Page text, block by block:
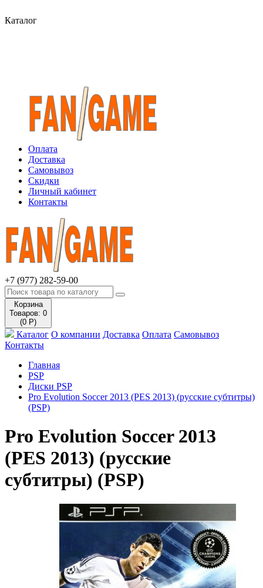
Каталог
Оплата
Доставка
Самовывоз
Скидки
Личный кабинет
Контакты
+7 (977) 282-59-00
Корзина
Товаров: 0
(0 Р)
Каталог О компании Доставка Оплата Самовывоз
Контакты
Главная
PSP
Диски PSP
Pro Evolution Soccer 2013 (PES 2013) (русские субтитры)
(PSP)
Pro Evolution Soccer 2013
(PES 2013) (русские
субтитры) (PSP)